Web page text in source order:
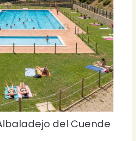
del Cuende